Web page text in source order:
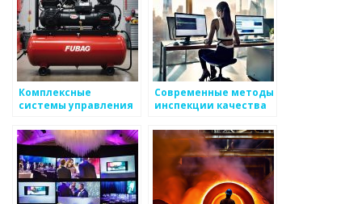
Комплексные
системы управления
Современные методы
инспекции качества